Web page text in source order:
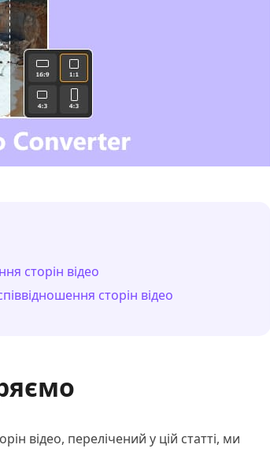
сторін відео
сторін відео
відео, перелічений у цій статті, ми